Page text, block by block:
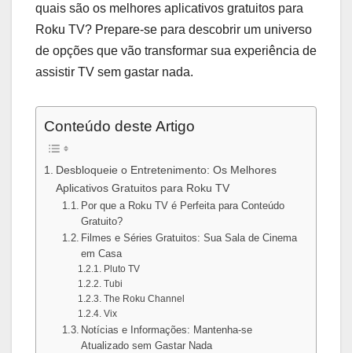
quais são os melhores aplicativos gratuitos para
Roku TV? Prepare-se para descobrir um universo
de opções que vão transformar sua experiência de
assistir TV sem gastar nada.
Conteúdo deste Artigo
Desbloqueie o Entretenimento: Os Melhores
Aplicativos Gratuitos para Roku TV
Por que a Roku TV é Perfeita para Conteúdo
Gratuito?
Filmes e Séries Gratuitos: Sua Sala de Cinema
em Casa
Pluto TV
Tubi
The Roku Channel
Vix
Notícias e Informações: Mantenha-se
Atualizado sem Gastar Nada